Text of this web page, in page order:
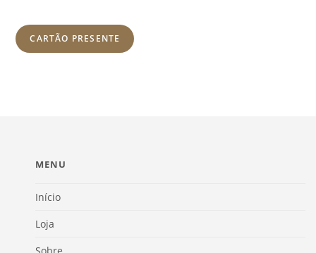
CARTÃO PRESENTE
MENU
Início
Loja
Sobre